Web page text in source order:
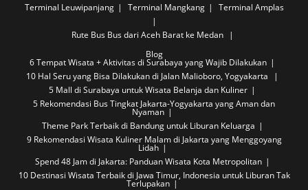
Terminal Leuwipanjang
Terminal Mangkang Terminal Amplas
Rute Bus Bus dari Aceh Barat ke Medan
Blog
6 Tempat Wisata + Aktivitas di Surabaya yang Wajib Dilakukan
10 Hal Seru yang Bisa Dilakukan di Jalan Malioboro, Yogyakarta
5 Mall di Surabaya untuk Wisata Belanja dan Kuliner
5 Rekomendasi Bus Tingkat Jakarta-Yogyakarta yang Aman dan
Nyaman
Theme Park Terbaik di Bandung untuk Liburan Keluarga
9 Rekomendasi Wisata Kuliner Malam di Jakarta yang Menggoyang
Lidah
Spend 48 Jam di Jakarta: Panduan Wisata Kota Metropolitan
10 Destinasi Wisata Terbaik di Jawa Timur, Indonesia untuk Liburan Tak
Terlupakan